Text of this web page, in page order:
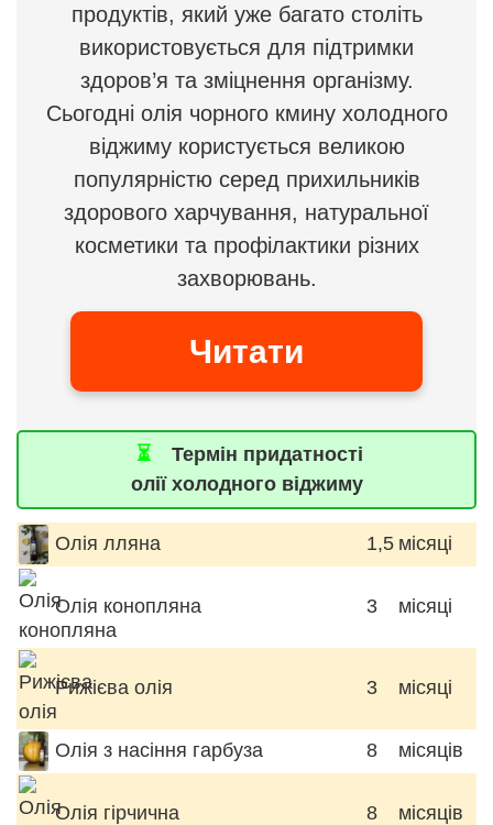
продуктів, який уже багато століть
використовується для підтримки
здоров’я та зміцнення організму.
Сьогодні олія чорного кмину холодного
віджиму користується великою
популярністю серед прихильників
здорового харчування, натуральної
косметики та профілактики різних
захворювань.
Читати
⏳
Термін придатності
олії холодного віджиму
Олія лляна 1,5 місяці
Олія конопляна 3 місяці
Рижієва олія 3 місяці
Олія з насіння гарбуза 8 місяців
Олія гірчична 8 місяців